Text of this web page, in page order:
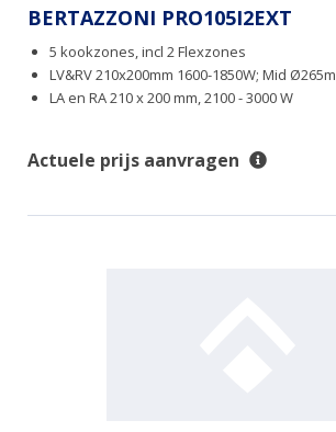
BERTAZZONI PRO105I2EXT
5 kookzones, incl 2 Flexzones
LV&RV 210x200mm 1600-1850W; Mid
LA en RA 210 x 200 mm, 2100 - 3000 W
Actuele prijs aanvragen